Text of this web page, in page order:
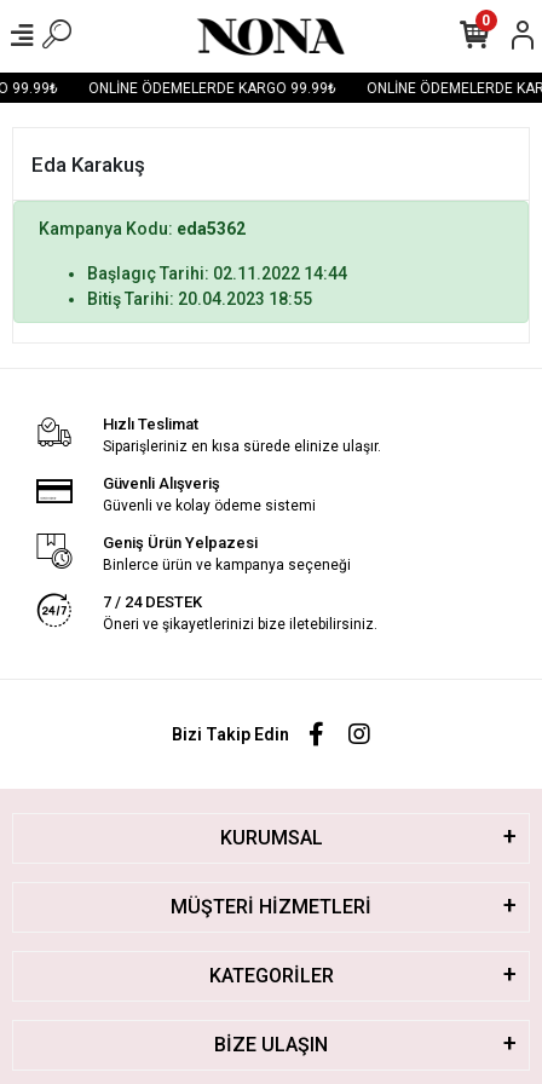
99.99₺ ONLİNE ÖDEMELERDE KARGO 99.99₺ ONLİNE ÖDEMELERDE
0
Eda Karakuş
Kampanya Kodu: eda5362
Başlagıç Tarihi: 02.11.2022 14:44
Bitiş Tarihi: 20.04.2023 18:55
Hızlı Teslimat
Siparişleriniz en kısa sürede elinize ulaşır.
Güvenli Alışveriş
Güvenli ve kolay ödeme sistemi
Geniş Ürün Yelpazesi
Binlerce ürün ve kampanya seçeneği
7 / 24 DESTEK
Öneri ve şikayetlerinizi bize iletebilirsiniz.
Bizi Takip Edin
KURUMSAL
MÜŞTERİ HİZMETLERİ
KATEGORİLER
BİZE ULAŞIN